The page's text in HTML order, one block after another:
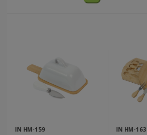
IN HM-159 IN HM-163